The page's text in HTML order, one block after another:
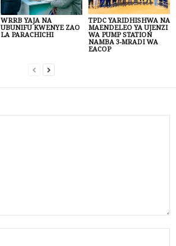
WRRB YAJA NA
UBUNIFU KWENYE ZAO
LA PARACHICHI
TPDC YARIDHISHWA NA
MAENDELEO YA UJENZI
WA PUMP STATION
NAMBA 3-MRADI WA
EACOP